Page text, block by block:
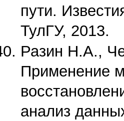
пути.
ТулГУ, 2013.
Разин Н.А.,
Применение
анализ